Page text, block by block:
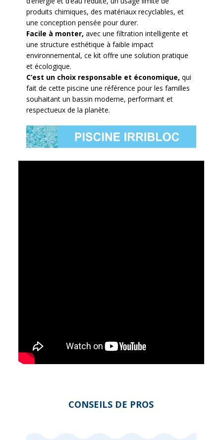
produits chimiques, des matériaux recyclables, et
une conception pensée pour durer.
Facile à monter, avec une filtration intelligente et
une structure esthétique à faible impact
environnemental, ce kit offre une solution pratique
et écologique.
C’est un choix responsable et économique, qui
fait de cette piscine une référence pour les familles
souhaitant un bassin moderne, performant et
respectueux de la planète.
CONSEILS DE PROS